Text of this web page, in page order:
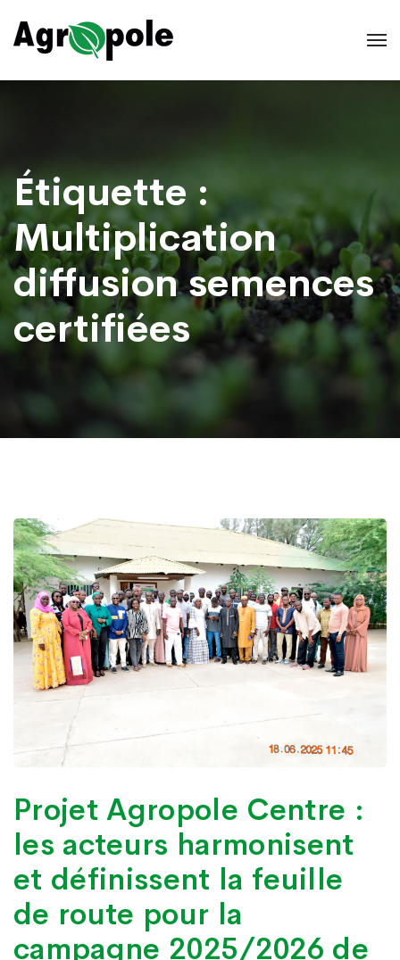
Étiquette :
Multiplication
diffusion semences
certifiées
Projet Agropole Centre :
les acteurs harmonisent
et définissent la feuille
de route pour la
campagne 2025/2026 de